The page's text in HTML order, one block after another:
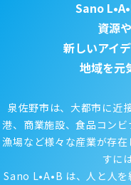
Sano
資源
新しいアイ
地域を元
泉佐野市は、大都市に近
港、商業施設、食品コンビ
漁場など様々な産業が存
すに
Sano L•A•B は、 人と人